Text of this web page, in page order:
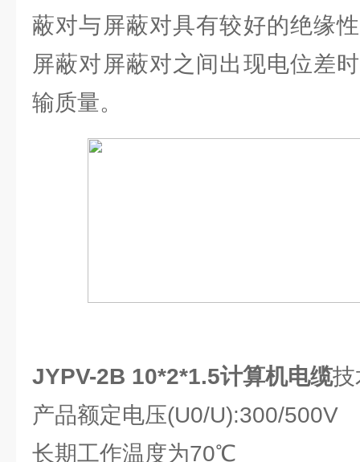
蔽对与屏蔽对具有较好的绝缘
屏蔽对屏蔽对之间出现电位差
输质量。
JYPV-2B 10*2*1.5计算机电缆
产品额定电压(U0/U):300/
长期工作温度为70℃